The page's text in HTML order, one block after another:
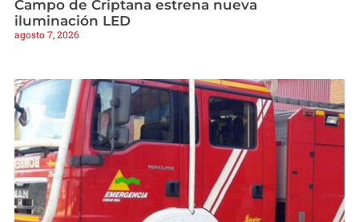
Campo de Criptana estrena nueva
iluminación LED
agosto 7, 2026